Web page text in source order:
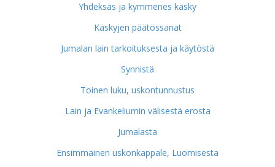
Yhdeksäs ja kymmenes käsky
Käskyjen päätössanat
Jumalan lain tarkoituksesta ja käytöstä
Synnistä
Toinen luku, uskontunnustus
Lain ja Evankeliumin välisestä erosta
Jumalasta
Ensimmäinen uskonkappale, Luomisesta